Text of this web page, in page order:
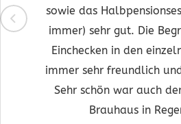
sowie das
immer) sehr gut. Die
Einchecken in den
immer sehr freundlich
Sehr schön war auch
Brauhaus in